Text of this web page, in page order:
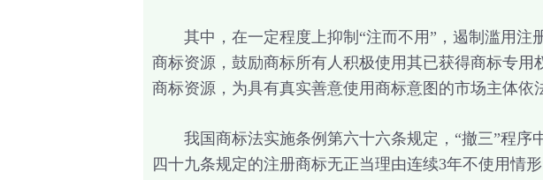
其中，在一定程度上抑制“注而不用”，遏制滥用注
商标资源，鼓励商标所有人积极使用其已获得商标专
商标资源，为具有真实善意使用商标意图的市场主体依
我国商标法实施条例第六十六条规定，“撤三”程序
四十九条规定的注册商标无正当理由连续3年不使用情